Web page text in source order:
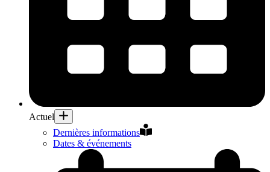
Actuel
Dernières informations
Dates & événements